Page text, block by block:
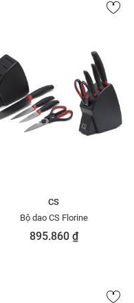
CS
Bộ dao CS Florine
895.860 ₫